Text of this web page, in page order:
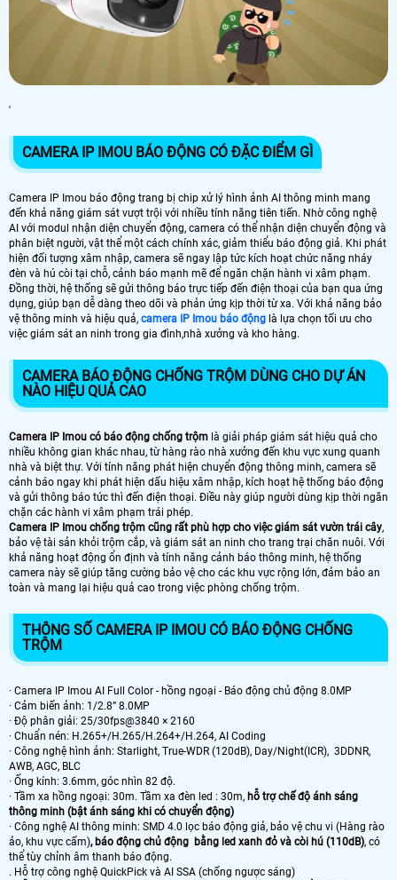
'
CAMERA IP IMOU BÁO ĐỘNG CÓ ĐẶC ĐIỂM GÌ
Camera IP Imou báo động trang bị chip xử lý hình ảnh AI thông minh mang
đến khả năng giám sát vượt trội với nhiều tính năng tiên tiến. Nhờ công nghệ
AI với modul nhận diện chuyển động, camera có thể nhận diện chuyển động và
phân biệt người, vật thể một cách chính xác, giảm thiểu báo động giả. Khi phát
hiện đối tượng xâm nhập, camera sẽ ngay lập tức kích hoạt chức năng nháy
đèn và hú còi tại chỗ, cảnh báo mạnh mẽ để ngăn chặn hành vi xâm phạm.
Đồng thời, hệ thống sẽ gửi thông báo trực tiếp đến điện thoại của bạn qua ứng
dụng, giúp bạn dễ dàng theo dõi và phản ứng kịp thời từ xa. Với khả năng bảo
vệ thông minh và hiệu quả, camera IP Imou báo động là lựa chọn tối ưu cho
việc giám sát an ninh trong gia đình,nhà xưởng và kho hàng.
CAMERA BÁO ĐỘNG CHỐNG TRỘM DÙNG CHO DỰ ÁN
NÀO HIỆU QUẢ CAO
Camera IP Imou có báo động chống trộm là giải pháp giám sát hiệu quả cho
nhiều không gian khác nhau, từ hàng rào nhà xưởng đến khu vực xung quanh
nhà và biệt thự. Với tính năng phát hiện chuyển động thông minh, camera sẽ
cảnh báo ngay khi phát hiện dấu hiệu xâm nhập, kích hoạt hệ thống báo động
và gửi thông báo tức thì đến điện thoại. Điều này giúp người dùng kịp thời ngăn
chặn các hành vi xâm phạm trái phép.
Camera IP Imou chống trộm cũng rất phù hợp cho việc giám sát vườn trái cây,
bảo vệ tài sản khỏi trộm cắp, và giám sát an ninh cho trang trại chăn nuôi. Với
khả năng hoạt động ổn định và tính năng cảnh báo thông minh, hệ thống
camera này sẽ giúp tăng cường bảo vệ cho các khu vực rộng lớn, đảm bảo an
toàn và mang lại hiệu quả cao trong việc phòng chống trộm.
THÔNG SỐ CAMERA IP IMOU CÓ BÁO ĐỘNG CHỐNG
TRỘM
· Camera IP Imou AI Full Color - hồng ngoại - Báo động chủ động 8.0MP
· Cảm biến ảnh: 1/2.8” 8.0MP
· Độ phân giải: 25/30fps@3840 × 2160
· Chuẩn nén: H.265+/H.265/H.264+/H.264, AI Coding
· Công nghệ hình ảnh: Starlight, True-WDR (120dB), Day/Night(ICR), 3DDNR,
AWB, AGC, BLC
· Ống kính: 3.6mm, góc nhìn 82 độ.
· Tầm xa hồng ngoại: 30m. Tầm xa đèn led : 30m, hỗ trợ chế độ ánh sáng
thông minh (bật ánh sáng khi có chuyển động)
· Công nghệ AI thông minh: SMD 4.0 lọc báo động giả, bảo vệ chu vi (Hàng rào
ảo, khu vực cấm), báo động chủ động bằng led xanh đỏ và còi hú (110dB), có
thể tùy chỉnh âm thanh báo động.
. Hỗ trợ công nghệ QuickPick và AI SSA (chống ngược sáng)